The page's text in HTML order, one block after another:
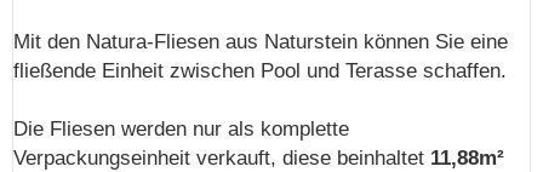
Mit den Natura-Fliesen aus Naturstein können Sie eine
fließende Einheit zwischen Pool und Terasse schaffen.
Die Fliesen werden nur als komplette
Verpackungseinheit verkauft, diese beinhaltet 11,88m²